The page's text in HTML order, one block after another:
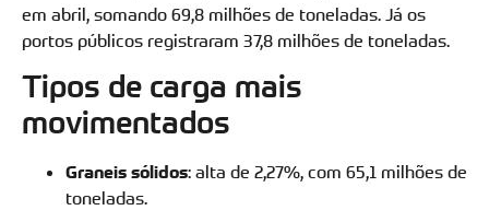
em abril, somando 69,8 milhões de toneladas. Já os
portos públicos registraram 37,8 milhões de toneladas.
Tipos de carga mais
movimentados
Graneis sólidos: alta de 2,27%, com 65,1 milhões de
toneladas.